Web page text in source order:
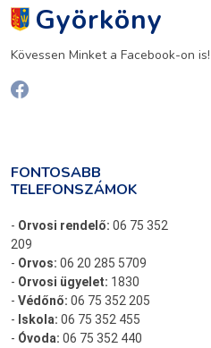
Györköny
Kövessen Minket a Facebook-on is!
FONTOSABB
TELEFONSZÁMOK
- Orvosi rendelő: 06 75 352
209
- Orvos: 06 20 285 5709
- Orvosi ügyelet: 1830
- Védőnő: 06 75 352 205
- Iskola: 06 75 352 455
- Óvoda: 06 75 352 440